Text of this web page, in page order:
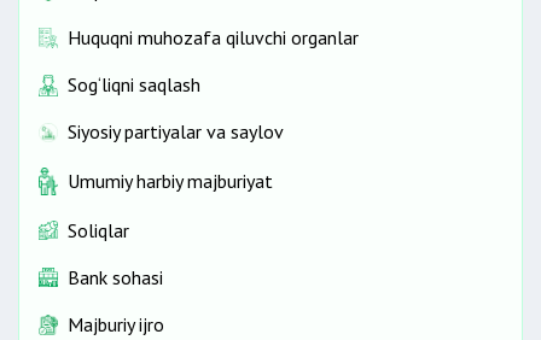
Huquqni muhozafa qiluvchi organlar
Sog‘liqni saqlash
Siyosiy partiyalar va saylov
Umumiy harbiy majburiyat
Soliqlar
Bank sohasi
Majburiy ijro